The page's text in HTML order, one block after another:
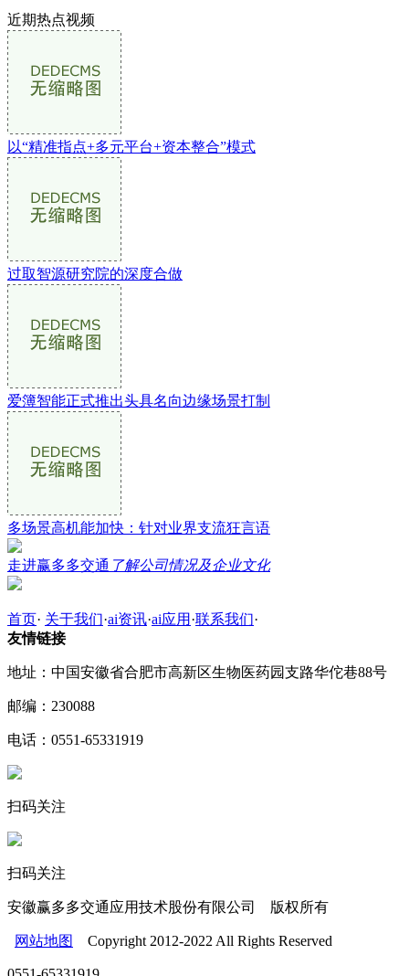
近期热点视频
以“精准指点+多元平台+资本整合”模式
过取智源研究院的深度合做
爱簿智能正式推出头具名向边缘场景打制
多场景高机能加快：针对业界支流狂言语
走进赢多多交通 了解公司情况及企业文化
首页· 关于我们·ai资讯·ai应用 ·联系我们·
友情链接
地址：中国安徽省合肥市高新区生物医药园支路华佗巷88号
邮编：230088
电话：0551-65331919
扫码关注
扫码关注
安徽赢多多交通应用技术股份有限公司 版权所有
网站地图 Copyright 2012-2022 All Rights Reserved